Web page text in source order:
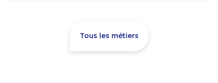
Tous les métiers